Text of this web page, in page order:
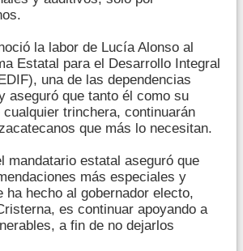
la labor de Lucía Alonso al
Estatal para el Desarrollo Integral
una de las dependencias
aseguró que tanto él como su
cualquier trinchera, continuarán
que más lo necesitan.
mandatario estatal aseguró que
más especiales y
ha hecho al gobernador electo,
es continuar apoyando a
a fin de no dejarlos